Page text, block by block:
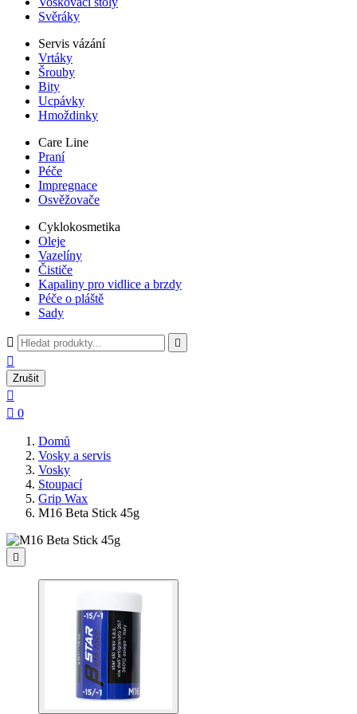
Svěráky
Servis vázání
Vrtáky
Šrouby
Bity
Ucpávky
Hmoždinky
Care Line
Praní
Péče
Impregnace
Osvěžovače
Cyklokosmetika
Oleje
Vazelíny
Čističe
Kapaliny pro vidlice a brzdy
Péče o pláště
Sady
 

Zrušit

 0
Domů
Vosky a servis
Vosky
Stoupací
Grip Wax
M16 Beta Stick 45g
